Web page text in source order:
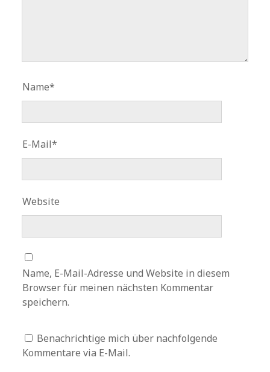
Name*
E-Mail*
Website
Name, E-Mail-Adresse und Website in diesem
Browser für meinen nächsten Kommentar
speichern.
Benachrichtige mich über nachfolgende
Kommentare via E-Mail.